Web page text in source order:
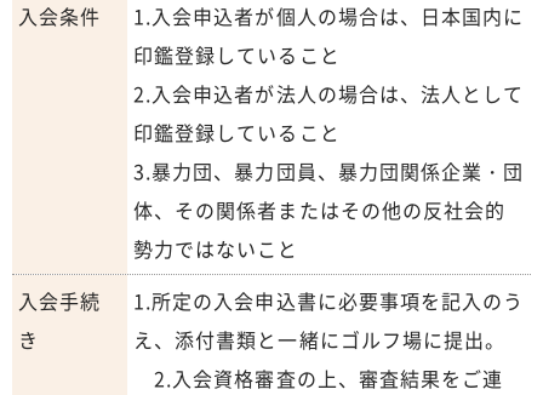
入会条件
1.入会申込者が個人の場合は、日本国内に
印鑑登録していること
2.入会申込者が法人の場合は、法人として
印鑑登録していること
3.暴力団、暴力団員、暴力団関係企業・団
体、その関係者またはその他の反社会的
勢力ではないこと
入会手続
き
1.所定の入会申込書に必要事項を記入のう
え、添付書類と一緒にゴルフ場に提出。
2.入会資格審査の上、審査結果をご連